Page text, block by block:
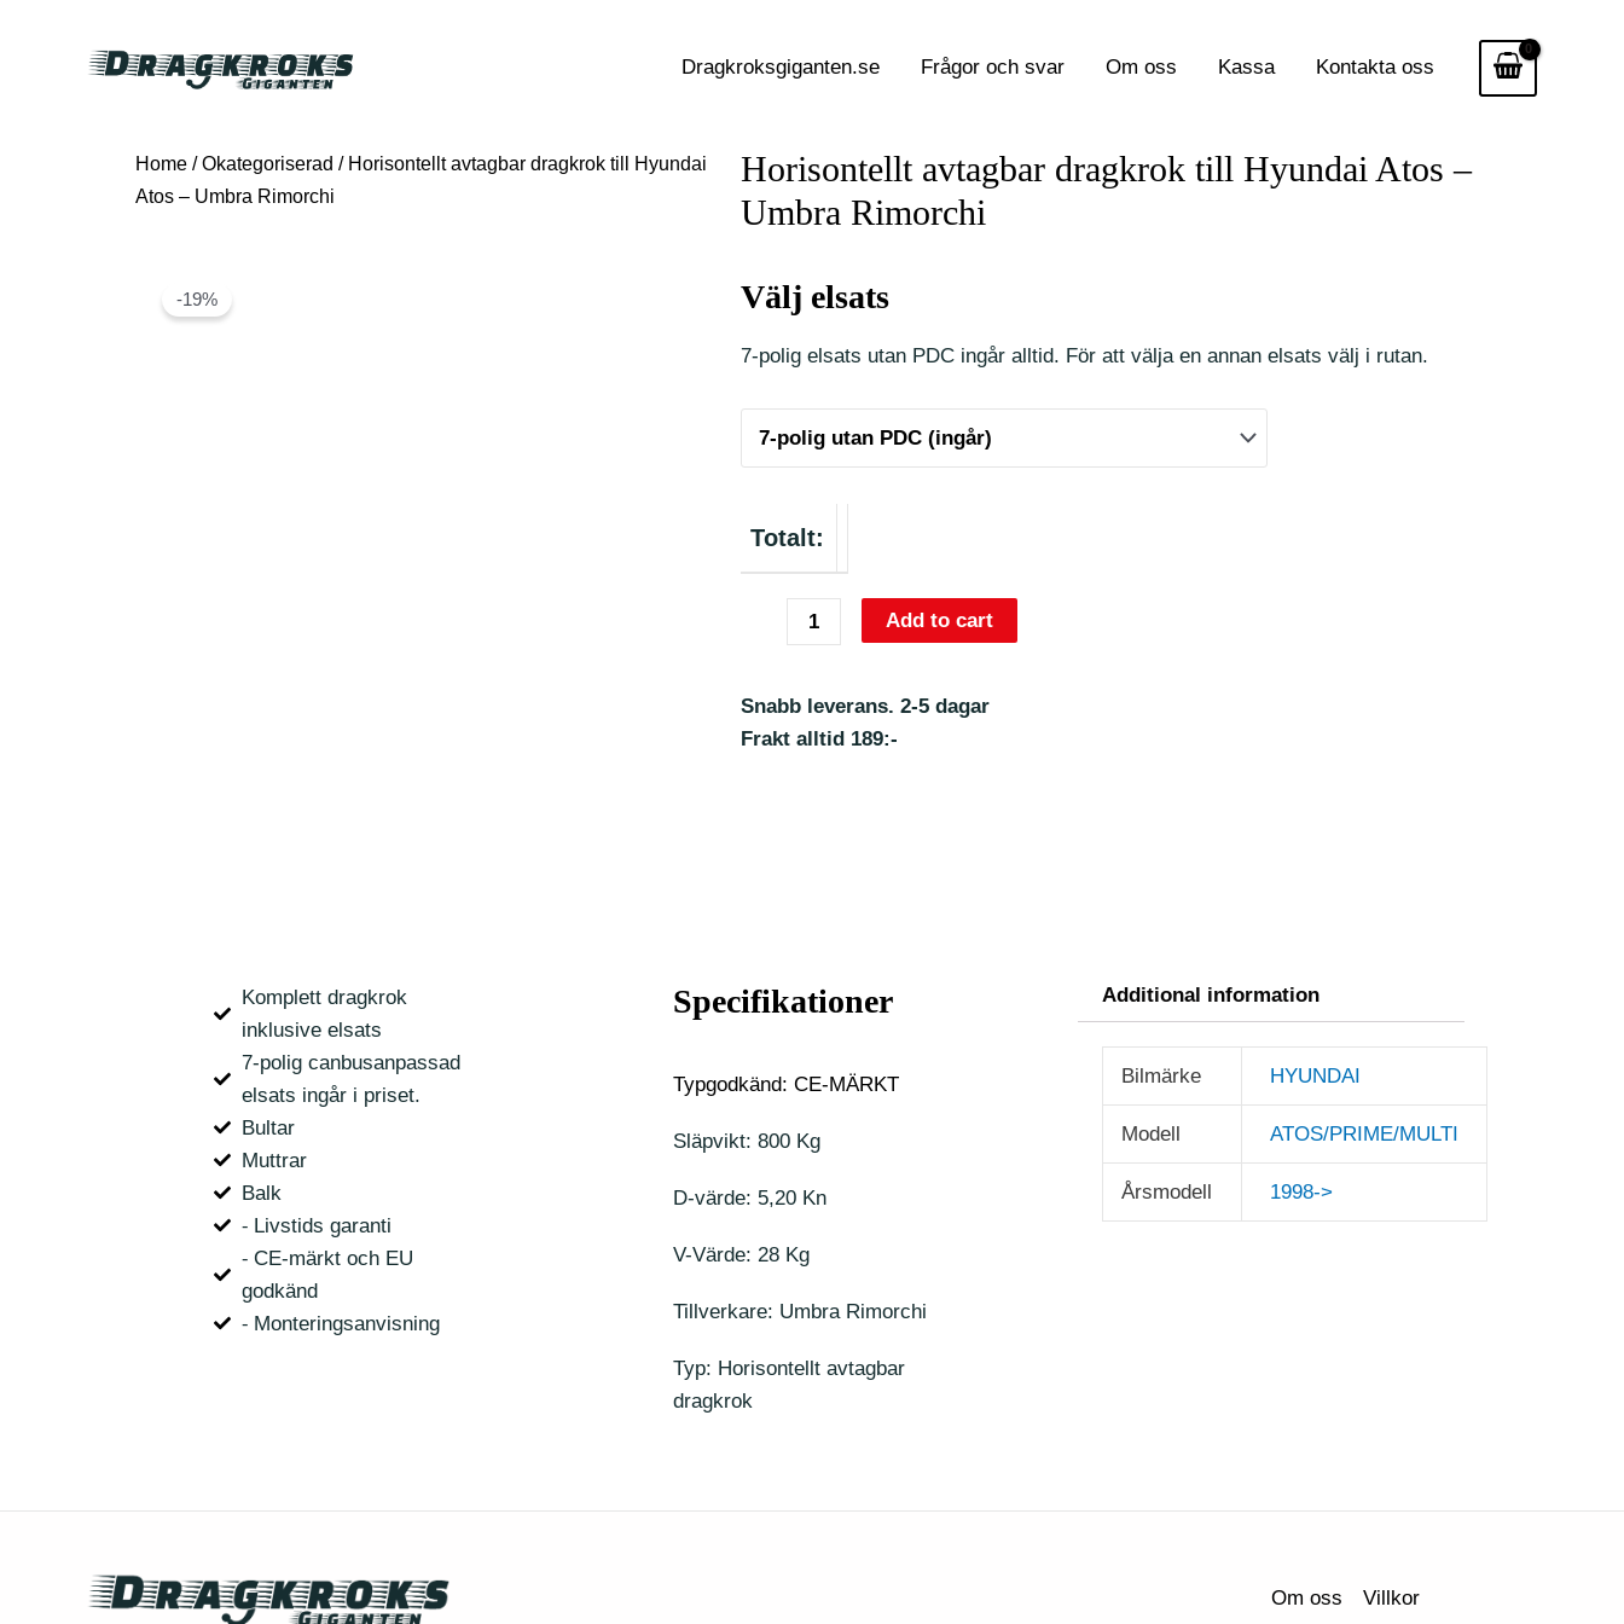
Dragkroksgiganten.se Frågor och svar Om oss Kassa Kontakta oss
Home /Okategoriserad / Horisontellt avtagbar dragkrok till Hyundai
Atos – Umbra Rimorchi
-19%
Horisontellt avtagbar dragkrok till Hyundai Atos –
Umbra Rimorchi
Välj elsats
7-polig elsats utan PDC ingår alltid. För att välja en annan elsats välj i rutan.
Totalt:
Add to cart
Snabb leverans. 2-5 dagar
Frakt alltid 189:-
Komplett dragkrok
inklusive elsats
7-polig canbusanpassad
elsats ingår i priset.
Bultar
Muttrar
Balk
⁃ Livstids garanti
⁃ CE-märkt och EU
godkänd
⁃ Monteringsanvisning
Specifikationer
Typgodkänd: CE-MÄRKT
Släpvikt: 800 Kg
D-värde: 5,20 Kn
V-Värde: 28 Kg
Tillverkare: Umbra Rimorchi
Typ: Horisontellt avtagbar
dragkrok
Additional information
Bilmärke HYUNDAI
Modell ATOS/PRIME/MULTI
Årsmodell 1998->
Om oss Villkor